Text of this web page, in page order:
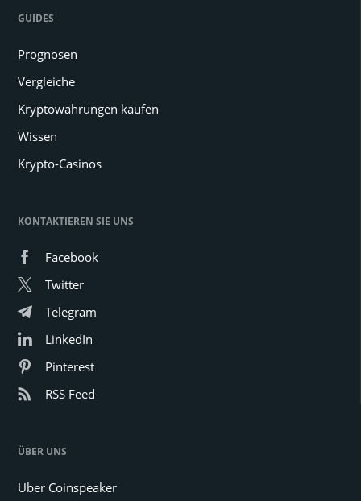
GUIDES
Prognosen
Vergleiche
Kryptowährungen kaufen
Wissen
Krypto-Casinos
KONTAKTIEREN SIE UNS
Facebook
Twitter
Telegram
LinkedIn
Pinterest
RSS Feed
ÜBER UNS
Über Coinspeaker